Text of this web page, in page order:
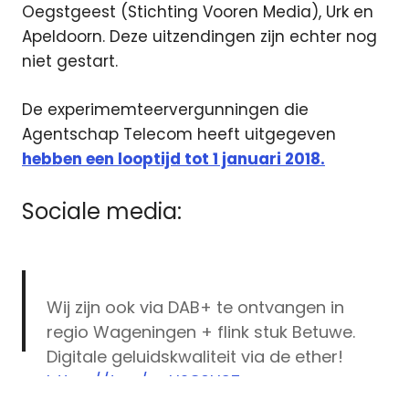
Oegstgeest (Stichting Vooren Media), Urk en
Apeldoorn. Deze uitzendingen zijn echter nog
niet gestart.
De experimemteervergunningen die
Agentschap Telecom heeft uitgegeven
hebben een looptijd tot 1 januari 2018.
Sociale media:
Wij zijn ook via DAB+ te ontvangen in
regio Wageningen + flink stuk Betuwe.
Digitale geluidskwaliteit via de ether!
https://t.co/nqH280HSZq